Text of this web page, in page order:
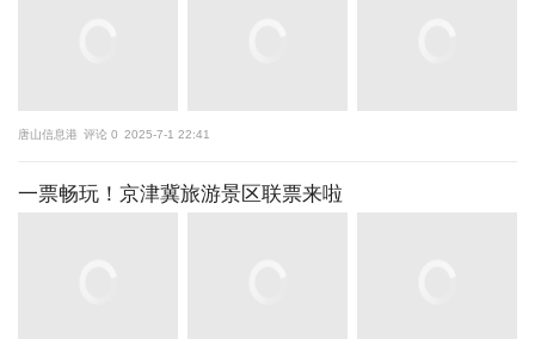
唐山信息港 评论 0 2025-7-1 22:41
一票畅玩！京津冀旅游景区联票来啦